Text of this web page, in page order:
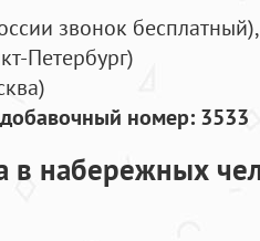
звонок бесплатный),
Петербург)
номер: 3533
в набережных